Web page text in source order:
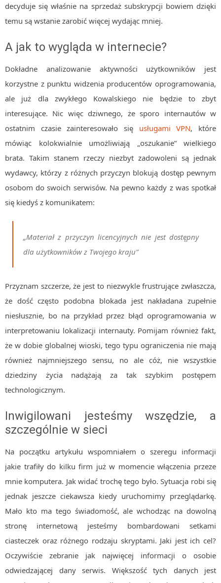
decyduje się właśnie na sprzedaż subskrypcji bowiem dzięki
temu są wstanie zarobić więcej wydając mniej.
A jak to wygląda w internecie?
Dokładne analizowanie aktywności użytkowników jest
korzystne z punktu widzenia producentów oprogramowania,
ale już dla zwykłego Kowalskiego nie będzie to zbyt
interesujące. Nic więc dziwnego, że sporo internautów w
ostatnim czasie zainteresowało się usługami VPN, które
mówiąc kolokwialnie umożliwiają „oszukanie” wielkiego
brata. Takim stanem rzeczy niezbyt zadowoleni są jednak
wydawcy, którzy z różnych przyczyn blokują dostęp pewnym
osobom do swoich serwisów. Na pewno każdy z was spotkał
się kiedyś z komunikatem:
„Materiał z przyczyn licencyjnych nie jest dostępny
dla użytkowników z Twojego kraju”
Przyznam szczerze, że jest to niezwykle frustrujące zwłaszcza,
że dość często podobna blokada jest nakładana zupełnie
niesłusznie, bo na przykład przez błąd oprogramowania w
interpretowaniu lokalizacji internauty. Pomijam również fakt,
że w dobie globalnej wioski, tego typu ograniczenia nie mają
również najmniejszego sensu, no ale cóż, nie wszystkie
dziedziny życia nadążają za tak szybkim postępem
technologicznym.
Inwigilowani jesteśmy wszędzie, a
szczególnie w sieci
Na początku artykułu wspomniałem o szeregu informacji
jakie trafiły do kilku firm już w momencie włączenia przeze
mnie komputera. Jak widać trochę tego było. Sytuacja robi się
jednak jeszcze ciekawsza kiedy uruchomimy przeglądarkę.
Mało kto ma tego świadomość, ale wchodząc na dowolną
stronę internetową jesteśmy bombardowani setkami
ciasteczek oraz różnego rodzaju skryptami. Jaki jest ich cel?
Oczywiście zebranie jak najwięcej informacji o osobie
odwiedzającej dany serwis. Większość tych danych jest